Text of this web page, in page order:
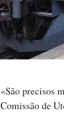
«São precisos
Comissão de